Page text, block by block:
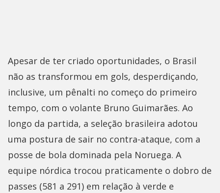
Apesar de ter criado oportunidades, o Brasil
não as transformou em gols, desperdiçando,
inclusive, um pênalti no começo do primeiro
tempo, com o volante Bruno Guimarães. Ao
longo da partida, a seleção brasileira adotou
uma postura de sair no contra-ataque, com a
posse de bola dominada pela Noruega. A
equipe nórdica trocou praticamente o dobro de
passes (581 a 291) em relação à verde e